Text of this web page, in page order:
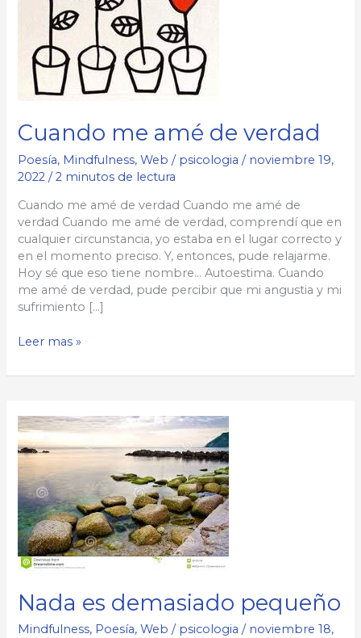
Cuando me amé de verdad
Poesía, Mindfulness,Web / psicologia/ noviembre 19,
2022/2 minutos de lectura
Cuando me amé de verdad Cuando me amé de
verdad Cuando me amé de verdad, comprendí que en
cualquier circunstancia, yo estaba en el lugar correcto y
en el momento preciso. Y, entonces, pude relajarme.
Hoy sé que eso tiene nombre… Autoestima. Cuando
me amé de verdad, pude percibir que mi angustia y mi
sufrimiento […]
Cuando
amé
Leer mas »
Nada es demasiado pequeño
Mindfulness, Poesía,Web / psicologia/ noviembre 18,